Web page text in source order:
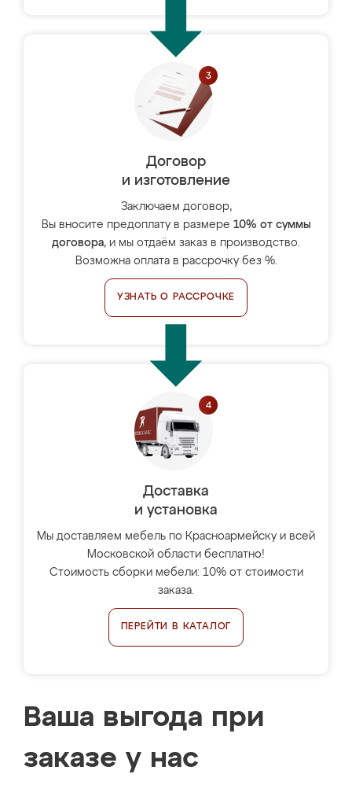
Договор
и изготовление
Заключаем договор,
Вы вносите предоплату в размере 10% от суммы
договора, и мы отдаём заказ в производство.
Возможна оплата в рассрочку без %.
УЗНАТЬ О РАССРОЧКЕ
Доставка
и установка
Мы доставляем мебель по Красноармейску и всей
Московской области бесплатно!
Стоимость сборки мебели: 10% от стоимости
заказа.
ПЕРЕЙТИ В КАТАЛОГ
Ваша выгода при
заказе у нас